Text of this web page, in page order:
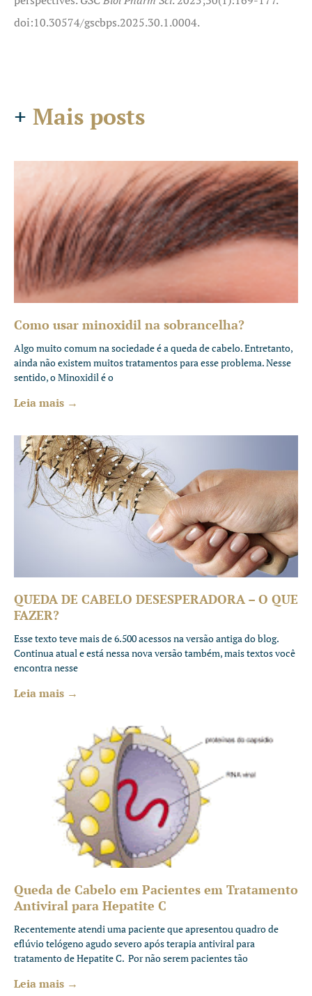
doi:10.30574/gscbps.2025.30.1.0004.
+ Mais posts
Como usar minoxidil na sobrancelha?
Algo muito comum na sociedade é a queda de cabelo. Entretanto,
ainda não existem muitos tratamentos para esse problema. Nesse
sentido, o Minoxidil é o
Leia mais →
QUEDA DE CABELO DESESPERADORA – O QUE
FAZER?
Esse texto teve mais de 6.500 acessos na versão antiga do blog.
Continua atual e está nessa nova versão também, mais textos você
encontra nesse
Leia mais →
Queda de Cabelo em Pacientes em Tratamento
Antiviral para Hepatite C
Recentemente atendi uma paciente que apresentou quadro de
eflúvio telógeno agudo severo após terapia antiviral para
tratamento de Hepatite C. Por não serem pacientes tão
Leia mais →